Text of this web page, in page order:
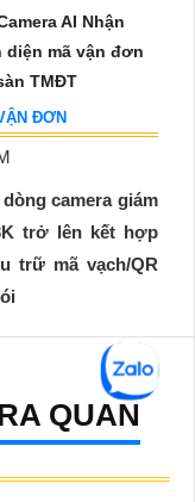
ĐƠN
camera giám
trở lên kết hợp
trữ mã vạch/QR
QUAN